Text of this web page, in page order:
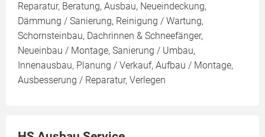
Reparatur, Beratung, Ausbau, Neueindeckung,
Dämmung / Sanierung, Reinigung / Wartung,
Schornsteinbau, Dachrinnen & Schneefänger,
Neueinbau / Montage, Sanierung / Umbau,
Innenausbau, Planung / Verkauf, Aufbau / Montage,
Ausbesserung / Reparatur, Verlegen